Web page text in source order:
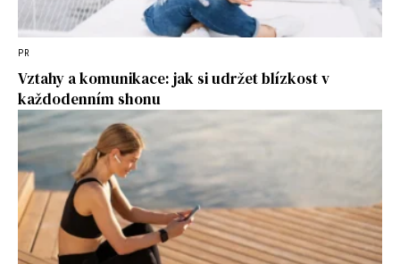
PR
Vztahy a komunikace: jak si udržet blízkost v
každodenním shonu